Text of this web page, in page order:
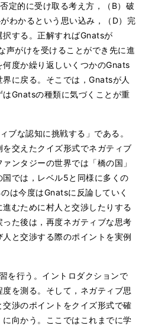
定的に受け取る考え方，（B）破
わかるという思い込み，（D）完
する。正解すればGnatsが
声がけを受けることができ先に進
度か繰り返しいくつかのGnats
に戻る。そこでは，Gnatsが人
Gnatsの種類に気づくことが重
ブな認知に挑戦する」である。
交えたクイズ形式でネガティブ
ンタジーの世界では「橋の国」
では，レベル5と同様に多くの
は今度はGnatsに反論していく
むために村人と交渉したりする
た後は，再度ネガティブな思考
と交渉する際のポイントを実例
を行う。イントロダクションで
を測る。そして，ネガティブ思
渉のポイントをクイズ形式で確
向かう。ここではこれまでに学